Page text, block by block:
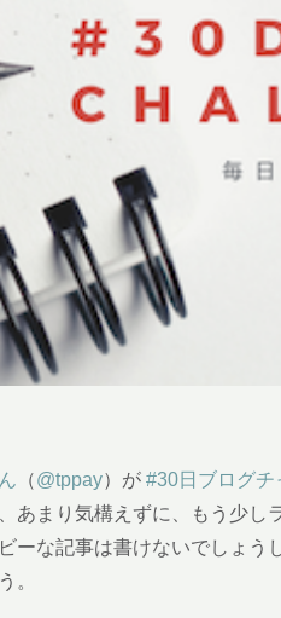
（@tppay）が #30日ブログチ
あまり気構えずに、もう少し
ーな記事は書けないでしょう
。